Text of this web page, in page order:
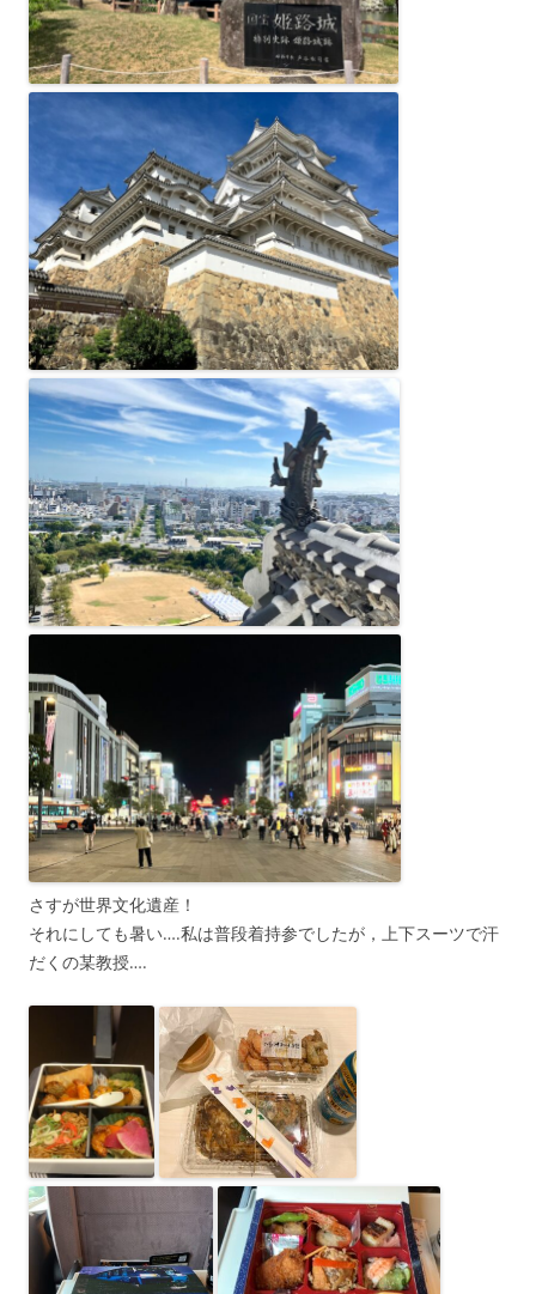
さすが世界文化遺産！
それにしても暑い….私は普段着持参でしたが，上下スーツで汗
だくの某教授….